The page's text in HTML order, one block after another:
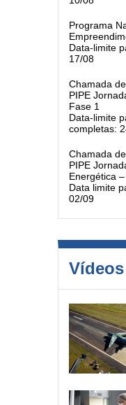
Programa
Data-limite
17/08
Chamada
PIPE
Fase 1
Data-limite
completas:
Chamada
PIPE
Energética
Data limite
02/09
Vídeos